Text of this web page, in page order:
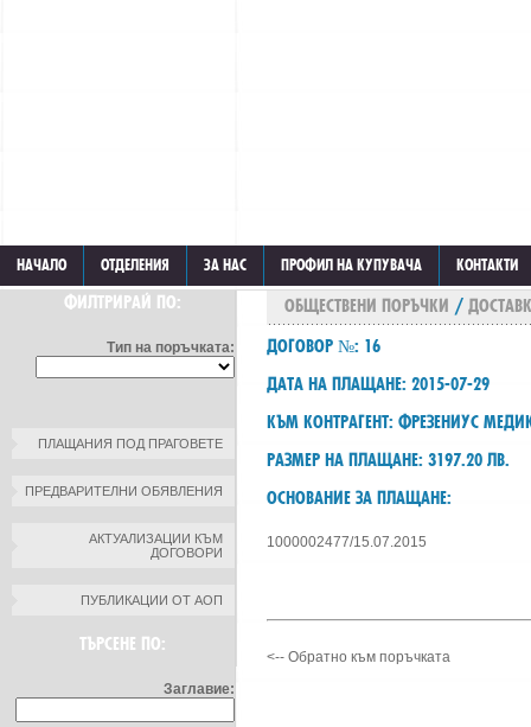
НАЧАЛО ОТДЕЛЕНИЯ ЗА НАС ПРОФИЛ НА КУПУВАЧА КОНТАКТИ
ФИЛТРИРАЙ ПО:
Тип на поръчката:
ПЛАЩАНИЯ ПОД ПРАГОВЕТЕ
ПРЕДВАРИТЕЛНИ ОБЯВЛЕНИЯ
АКТУАЛИЗАЦИИ КЪМ
ДОГОВОРИ
ПУБЛИКАЦИИ ОТ АОП
ТЪРСЕНЕ ПО:
Заглавие:
ОБЩЕСТВЕНИ ПОРЪЧКИ /
ДОГОВОР №: 16
ДАТА НА ПЛАЩАНЕ: 2015-07-29
КЪМ КОНТРАГЕНТ: ФРЕЗЕНИУС
РАЗМЕР НА ПЛАЩАНЕ: 3197.20 ЛВ.
ОСНОВАНИЕ ЗА ПЛАЩАНЕ:
1000002477/15.07.2015
<-- Обратно към поръчката